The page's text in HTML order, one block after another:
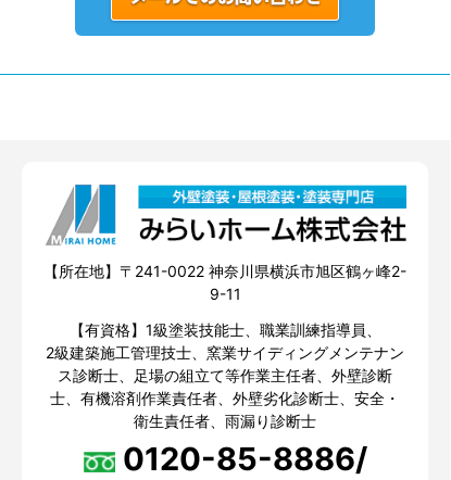
【所在地】〒241-0022 神奈川県横浜市旭区鶴ヶ峰2-
9-11
【有資格】1級塗装技能士、職業訓練指導員、
2級建築施工管理技士、窯業サイディングメンテナン
ス診断士、足場の組立て等作業主任者、外壁診断
士、有機溶剤作業責任者、外壁劣化診断士、安全・
衛生責任者、雨漏り診断士
0120-85-8886/